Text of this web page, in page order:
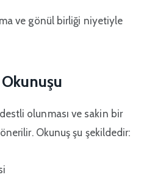
ve gönül birliği niyetiyle
olunması ve sakin bir
Okunuş şu şekildedir: